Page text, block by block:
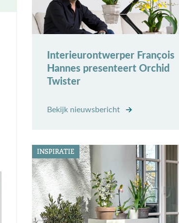
Interieurontwerper François
Hannes presenteert Orchid
Twister
Bekijk nieuwsbericht
INSPIRATIE